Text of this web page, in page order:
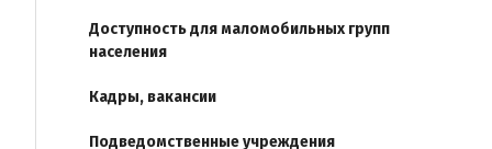
Доступность для маломобильных групп
населения
Кадры, вакансии
Подведомственные учреждения